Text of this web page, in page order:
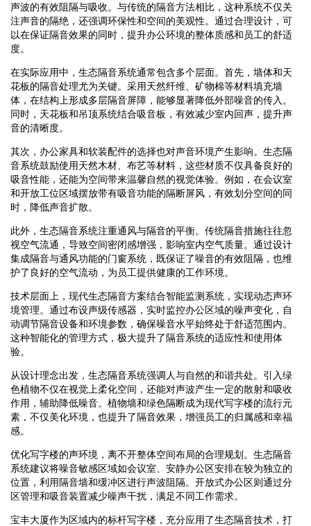
声波的有效阻隔与吸收。与传统的隔音方法相比，这种系统不仅关
注声音的隔绝，还强调环保性和空间的美观性。通过合理设计，可
以在保证隔音效果的同时，提升办公环境的整体质感和员工的舒适
度。
在实际应用中，生态隔音系统通常包含多个层面。首先，墙体和天
花板的隔音处理尤为关键。采用天然纤维、矿物棉等材料填充墙
体，在结构上形成多层隔音屏障，能够显著降低外部噪音的传入。
同时，天花板和吊顶系统结合吸音板，有效减少室内回声，提升声
音的清晰度。
其次，办公家具和软装配件的选择也对声音环境产生影响。生态隔
音系统鼓励使用天然木材、布艺等材料，这些材质不仅具备良好的
吸音性能，还能为空间带来温馨自然的视觉体验。例如，在会议室
和开放工位区域摆放带有吸音功能的隔断屏风，有效划分空间的同
时，降低声音扩散。
此外，生态隔音系统注重通风与隔音的平衡。传统隔音措施往往忽
视空气流通，导致空间密闭感增强，影响室内空气质量。通过设计
集成隔音与通风功能的门窗系统，既保证了噪音的有效阻隔，也维
护了良好的空气流动，为员工提供健康的工作环境。
技术层面上，现代生态隔音方案结合智能监测系统，实现动态声环
境管理。通过布设声级传感器，实时监控办公区域的噪声变化，自
动调节隔音设备和环境参数，确保噪音水平始终处于舒适范围内。
这种智能化的管理方式，极大提升了隔音系统的适应性和使用体
验。
从设计理念出发，生态隔音系统强调人与自然的和谐共处。引入绿
色植物不仅在视觉上柔化空间，还能对声波产生一定的散射和吸收
作用，辅助降低噪音。植物墙和绿色隔断成为现代写字楼的流行元
素，不仅美化环境，也提升了隔音效果，增强员工的归属感和幸福
感。
优化写字楼的声环境，离不开整体空间布局的合理规划。生态隔音
系统建议将噪音敏感区域如会议室、安静办公区安排在较为独立的
位置，利用隔音墙和缓冲区进行声波阻隔。开放式办公区则通过分
区管理和吸音装置减少噪声干扰，满足不同工作需求。
宝丰大厦作为区域内的标杆写字楼，充分应用了生态隔音技术，打